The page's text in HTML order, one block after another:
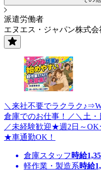
派遣労働者
エヌエス・ジャパン株式
＼来社不要でラクラク
倉庫でのお仕事！／＼土
／未経験歓迎★週2日～
★車通勤OK！
倉庫スタッフ 時給
軽作業・製造系時給